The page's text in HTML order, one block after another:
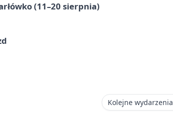
(11–20 sierpnia)
Kolejne wydarzenia